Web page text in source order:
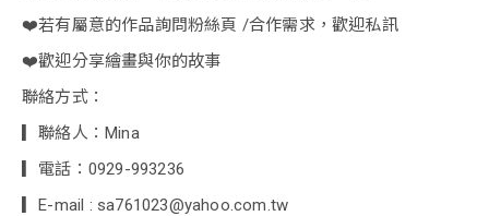
❤️若有屬意的作品詢問粉絲頁 /合作需求，歡迎私訊
❤️歡迎分享繪畫與你的故事
聯絡方式：
▎聯絡人：Mina
▎電話：0929-993236
▎E-mail : sa761023@yahoo.com.tw